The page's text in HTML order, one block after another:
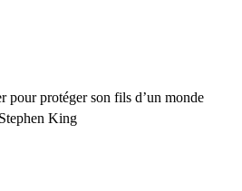
pour protéger son fils d’un monde
King